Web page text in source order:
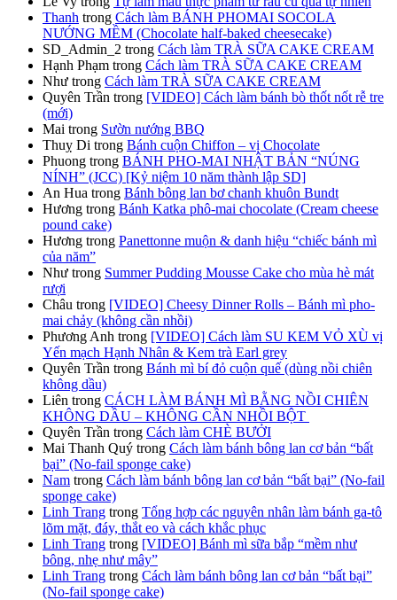
Thanh trong Cách làm BÁNH PHOMAI SOCOLA
NƯỚNG MỀM (Chocolate half-baked cheesecake)
SD_Admin_2 trong Cách làm TRÀ SỮA CAKE CREAM
Hạnh Phạm trong Cách làm TRÀ SỮA CAKE CREAM
Như trong Cách làm TRÀ SỮA CAKE CREAM
Quyên Trần trong [VIDEO] Cách làm bánh bò thốt nốt rễ tre
(mới)
Mai trong Sườn nướng BBQ
Thuỵ Di trong Bánh cuộn Chiffon – vị Chocolate
Phuong trong BÁNH PHO-MAI NHẬT BẢN “NÚNG
NÍNH” (JCC) [Kỷ niệm 10 năm thành lập SD]
An Hua trong Bánh bông lan bơ chanh khuôn Bundt
Hương trong Bánh Katka phô-mai chocolate (Cream cheese
pound cake)
Hương trong Panettonne muộn & danh hiệu “chiếc bánh mì
của năm”
Như trong Summer Pudding Mousse Cake cho mùa hè mát
rượi
Châu trong [VIDEO] Cheesy Dinner Rolls – Bánh mì pho-
mai chảy (không cần nhồi)
Phương Anh trong [VIDEO] Cách làm SU KEM VỎ XÙ vị
Yến mạch Hạnh Nhân & Kem trà Earl grey
Quyên Trần trong Bánh mì bí đỏ cuộn quế (dùng nồi chiên
không dầu)
Liên trong CÁCH LÀM BÁNH MÌ BẰNG NỒI CHIÊN
KHÔNG DẦU – KHÔNG CẦN NHỒI BỘT
Quyên Trần trong Cách làm CHÈ BƯỞI
Mai Thanh Quý trong Cách làm bánh bông lan cơ bản “bất
bại” (No-fail sponge cake)
Nam trong Cách làm bánh bông lan cơ bản “bất bại” (No-fail
sponge cake)
Linh Trang trong Tổng hợp các nguyên nhân làm bánh ga-tô
lõm mặt, đáy, thắt eo và cách khắc phục
Linh Trang trong [VIDEO] Bánh mì sữa bắp “mềm như
bông, nhẹ như mây”
Linh Trang trong Cách làm bánh bông lan cơ bản “bất bại”
(No-fail sponge cake)